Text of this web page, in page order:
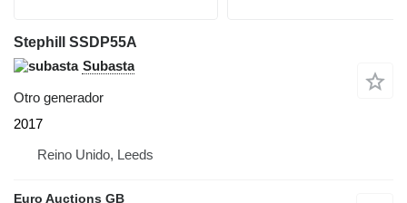
Stephill SSDP55A
Subasta
Otro generador
2017
Reino Unido, Leeds
Euro Auctions GB